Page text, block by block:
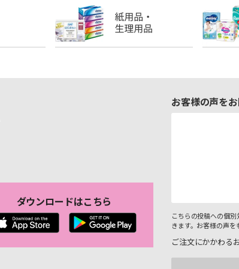
ダウンロードはこちら
お客様の声を
こちらの投稿への個
きます。お客様の声を
ご注文にかかわる